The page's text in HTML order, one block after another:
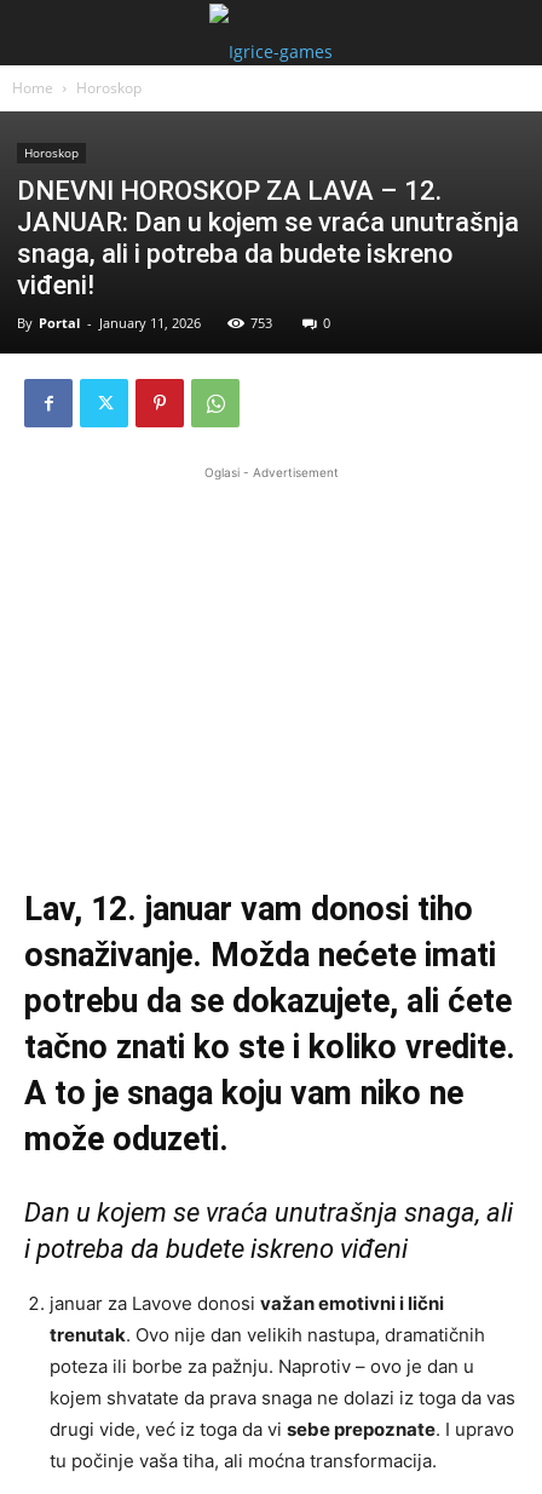
Home Horoskop
Horoskop
DNEVNI HOROSKOP ZA LAVA – 12.
JANUAR: Dan u kojem se vraća unutrašnja
snaga, ali i potreba da budete iskreno
viđeni!
By Portal - January 11, 2026 753 0
Oglasi - Advertisement
Lav, 12. januar vam donosi tiho
osnaživanje. Možda nećete imati
potrebu da se dokazujete, ali ćete
tačno znati ko ste i koliko vredite.
A to je snaga koju vam niko ne
može oduzeti.
Dan u kojem se vraća unutrašnja snaga, ali
i potreba da budete iskreno viđeni
januar za Lavove donosi važan emotivni i lični
trenutak. Ovo nije dan velikih nastupa, dramatičnih
poteza ili borbe za pažnju. Naprotiv – ovo je dan u
kojem shvatate da prava snaga ne dolazi iz toga da vas
drugi vide, već iz toga da vi sebe prepoznate. I upravo
tu počinje vaša tiha, ali moćna transformacija.